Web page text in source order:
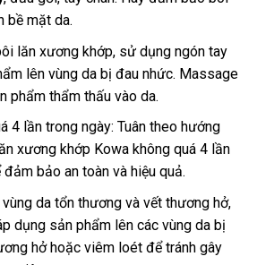
bề mặt da.
lăn xương khớp, sử dụng ngón tay
lên vùng da bị đau nhức. Massage
phẩm thẩm thấu vào da.
4 lần trong ngày: Tuân theo hướng
xương khớp Kowa không quá 4 lần
bảo an toàn và hiệu quả.
da tổn thương và vết thương hở,
dụng sản phẩm lên các vùng da bị
hở hoặc viêm loét để tránh gây